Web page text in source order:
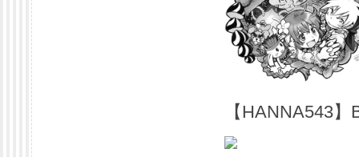
【HANNA543